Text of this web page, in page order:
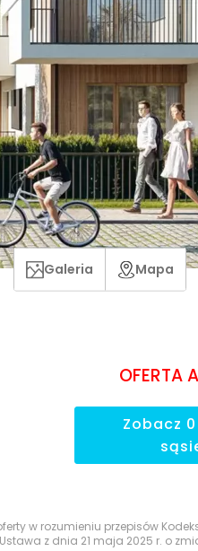
Galeria Mapa
OFERTA
Zobacz 0
w rozumieniu przepisów
z dnia 21 maja 2025 r. o